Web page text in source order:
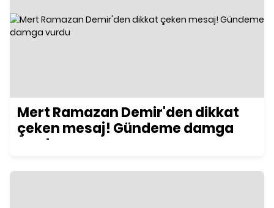
Mert Ramazan Demir'den dikkat
çeken mesaj! Gündeme damga
vurdu